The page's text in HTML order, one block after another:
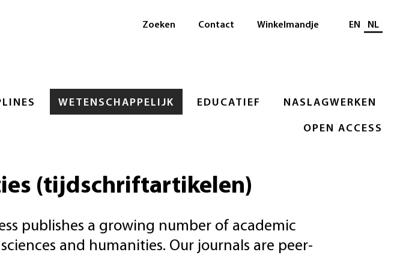
WETENSCHAPPELIJK EDUCATIEF NASLAGWERKEN
OPEN ACCESS
Zoeken Contact Winkelmandje Selecteer taal
EN NL
(tijdschriftartikelen)
publishes a growing number of academic
and humanities. Our journals are peer-